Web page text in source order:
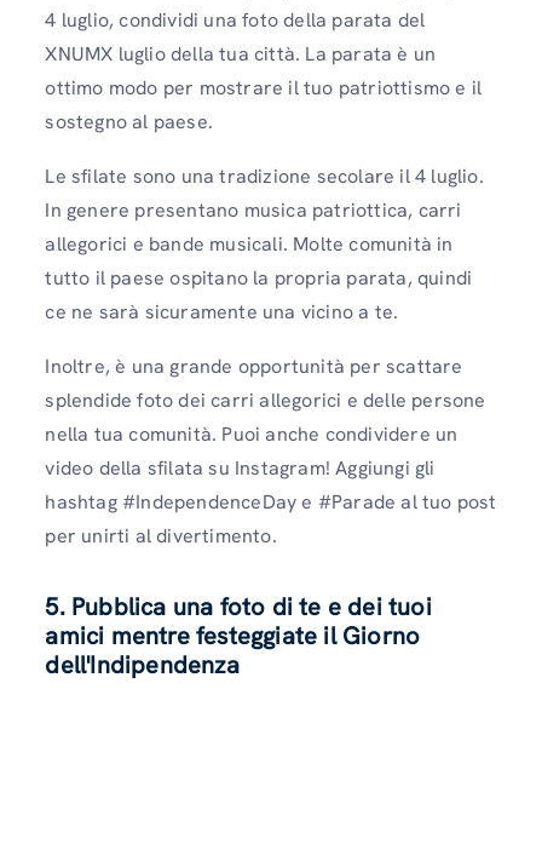
4 luglio, condividi una foto della parata del
XNUMX luglio della tua città. La parata è un
ottimo modo per mostrare il tuo patriottismo e il
sostegno al paese.
Le sfilate sono una tradizione secolare il 4 luglio.
In genere presentano musica patriottica, carri
allegorici e bande musicali. Molte comunità in
tutto il paese ospitano la propria parata, quindi
ce ne sarà sicuramente una vicino a te.
Inoltre, è una grande opportunità per scattare
splendide foto dei carri allegorici e delle persone
nella tua comunità. Puoi anche condividere un
video della sfilata su Instagram! Aggiungi gli
hashtag #IndependenceDay e #Parade al tuo post
per unirti al divertimento.
5. Pubblica una foto di te e dei tuoi
amici mentre festeggiate il Giorno
dell'Indipendenza